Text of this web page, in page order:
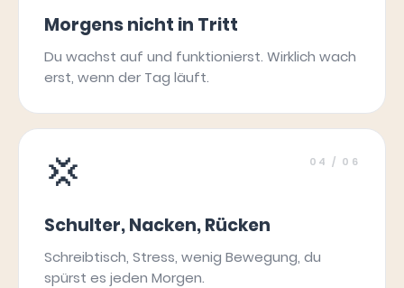
Morgens nicht in Tritt
Du wachst auf und funktionierst. Wirklich wach
erst, wenn der Tag läuft.
💢 04 / 06
Schulter, Nacken, Rücken
Schreibtisch, Stress, wenig Bewegung, du
spürst es jeden Morgen.